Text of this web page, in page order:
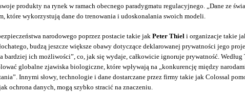
produkty na rynek w ramach obecnego paradygmatu regulacyjnego. „Dane ze
które wykorzystują dane do trenowania i udoskonalania swoich modeli.
narodowego poprzez postacie takie jak Peter Thiel i organizacje takie
budzą jeszcze większe obawy dotyczące deklarowanej prywatności jego
bardziej ich możliwości”, co, jak się wydaje, całkowicie ignoruje prywatność.
globalne zjawiska biologiczne, które wpływają na „konkurencję między
Innymi słowy, technologie i dane dostarczane przez firmy takie jak Colossal
ochrona danych, mogą szybko stracić na znaczeniu.